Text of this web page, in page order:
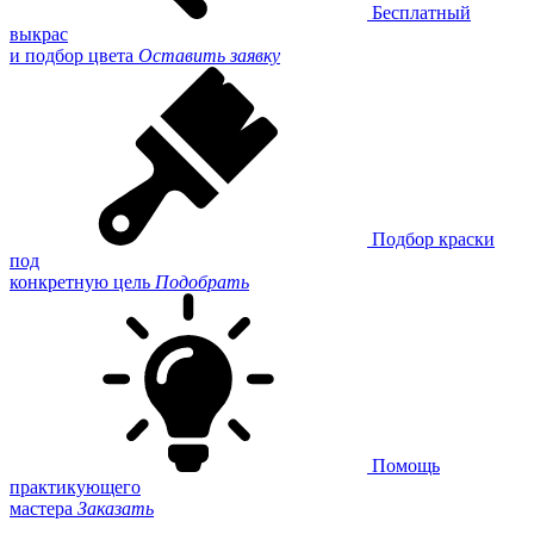
Бесплатный
выкрас
и подбор цвета Оставить заявку
Подбор краски
под
конкретную цель Подобрать
Помощь
практикующего
мастера Заказать